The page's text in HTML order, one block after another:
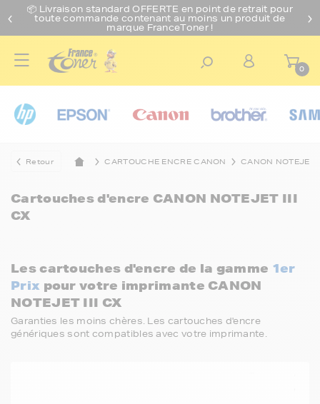
📦 Livraison standard OFFERTE en point de retrait pour
toute commande contenant au moins un produit de
marque FranceToner !
0
Retour CARTOUCHE ENCRE CANON CANON NOTEJET
Cartouches d'encre CANON NOTEJET III
CX
Les cartouches d'encre de la gamme 1er
Prix pour votre imprimante CANON
NOTEJET III CX
Garanties les moins chères. Les cartouches d'encre
génériques sont compatibles avec votre imprimante.